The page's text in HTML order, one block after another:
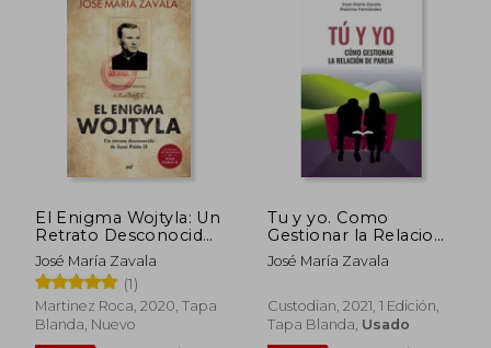
El Enigma Wojtyla: Un
Retrato Desconocido
de Juan Pablo ii
(Fuera de Colección)
José María Zavala
(1)
Martinez Roca, 2020, Tapa
Blanda, Nuevo
Tu y yo. Como
Gestionar la Relacion
de Pareja
José María Zavala
Custodian, 2021, 1 Edición,
Tapa Blanda, Usado